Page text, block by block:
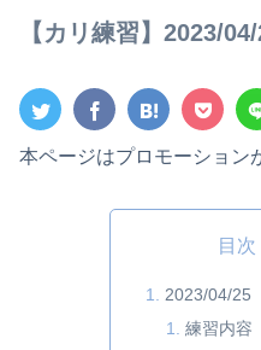
【カリ練習】2023/
本ページはプロモーション
目次
2023/04/25
練習内容